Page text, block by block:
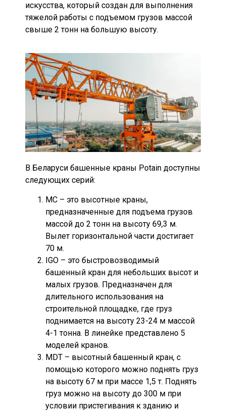
искусства, который создан для выполнения
тяжелой работы с подъемом грузов массой
свыше 2 тонн на большую высоту.
В Беларуси башенные краны Potain доступны
следующих серий:
MC – это высотные краны,
предназначенные для подъема грузов
массой до 2 тонн на высоту 69,3 м.
Вылет горизонтальной части достигает
70 м.
IGO – это быстровозводимый
башенный кран для небольших высот и
малых грузов. Предназначен для
длительного использования на
строительной площадке, где груз
поднимается на высоту 23-24 м массой
4-1 тонна. В линейке представлено 5
моделей кранов.
MDT – высотный башенный кран, с
помощью которого можно поднять груз
на высоту 67 м при массе 1,5 т. Поднять
груз можно на высоту до 300 м при
условии пристегивания к зданию и